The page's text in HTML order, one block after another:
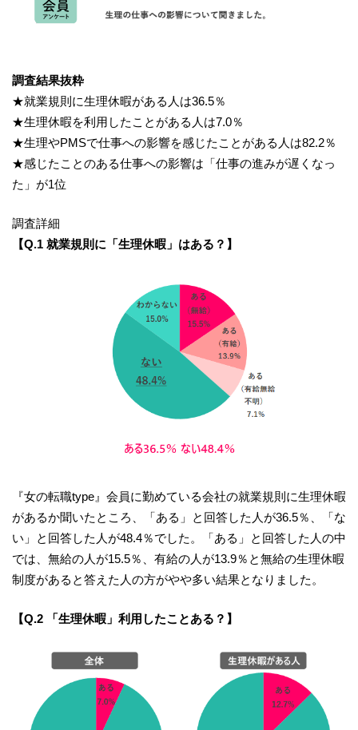
調査結果抜粋
★就業規則に生理休暇がある人は36.5％
★生理休暇を利用したことがある人は7.0％
★生理やPMSで仕事への影響を感じたことがある人は82.2％
★感じたことのある仕事への影響は「仕事の進みが遅くなっ
た」が1位
調査詳細
【Q.1 就業規則に「生理休暇」はある？】
『女の転職type』会員に勤めている会社の就業規則に生理休暇
があるか聞いたところ、「ある」と回答した人が36.5％、「な
い」と回答した人が48.4％でした。「ある」と回答した人の中
では、無給の人が15.5％、有給の人が13.9％と無給の生理休暇
制度があると答えた人の方がやや多い結果となりました。
【Q.2 「生理休暇」利用したことある？】